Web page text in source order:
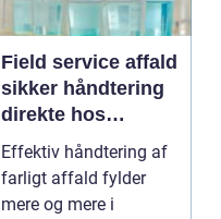
Field service affald
sikker håndtering
direkte hos
virksomheden
Effektiv håndtering af
farligt affald fylder
mere og mere i